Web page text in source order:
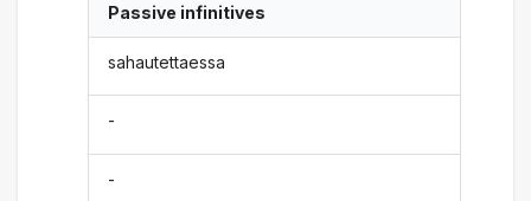
Passive infinitives
sahautettaessa
-
-